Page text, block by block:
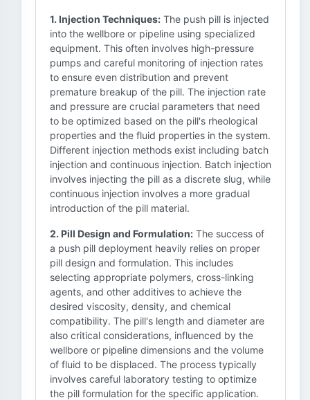
1. Injection Techniques: The push pill is injected
into the wellbore or pipeline using specialized
equipment. This often involves high-pressure
pumps and careful monitoring of injection rates
to ensure even distribution and prevent
premature breakup of the pill. The injection rate
and pressure are crucial parameters that need
to be optimized based on the pill's rheological
properties and the fluid properties in the system.
Different injection methods exist including batch
injection and continuous injection. Batch injection
involves injecting the pill as a discrete slug, while
continuous injection involves a more gradual
introduction of the pill material.
2. Pill Design and Formulation: The success of
a push pill deployment heavily relies on proper
pill design and formulation. This includes
selecting appropriate polymers, cross-linking
agents, and other additives to achieve the
desired viscosity, density, and chemical
compatibility. The pill's length and diameter are
also critical considerations, influenced by the
wellbore or pipeline dimensions and the volume
of fluid to be displaced. The process typically
involves careful laboratory testing to optimize
the pill formulation for the specific application.